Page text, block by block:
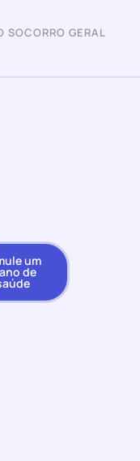
SOCORRO GERAL
um
de